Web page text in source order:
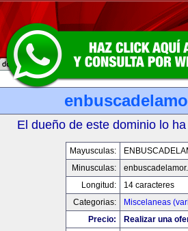
El dueño de este dominio lo
Mayusculas:
Minusculas:
Longitud:
14 caracteres
Categorias:
Miscelaneas
Precio:
Realizar una